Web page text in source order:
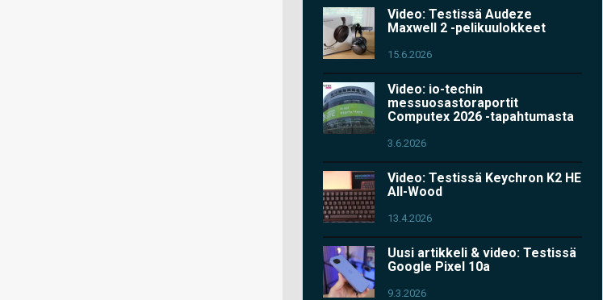
Video: Testissä Audeze
Maxwell 2 -pelikuulokkeet
15.6.2026
Video: io-techin
messuosastoraportit
Computex 2026 -tapahtumasta
3.6.2026
Video: Testissä Keychron K2 HE
All-Wood
13.4.2026
Uusi artikkeli & video: Testissä
Google Pixel 10a
9.3.2026